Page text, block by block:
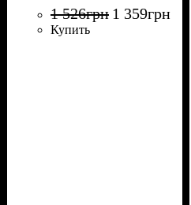
1 526грн 1 359грн
Купить